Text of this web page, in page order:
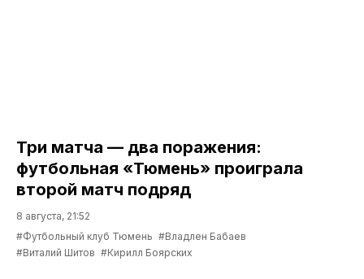
Три матча — два поражения:
футбольная «Тюмень» проиграла
второй матч подряд
8 августа, 21:52
#Футбольный клуб Тюмень #Владлен Бабаев
#Виталий Шитов #Кирилл Боярских